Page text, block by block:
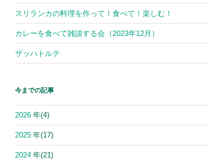
スリランカの料理を作って！食べて！楽しむ！
カレーを食べて雑談する会（2023年12月）
ザッハトルテ
今までの記事
2026 年(4)
2025 年(17)
2024 年(21)